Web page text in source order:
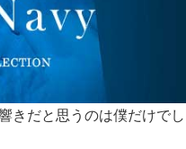
きだと思うのは僕だけでし